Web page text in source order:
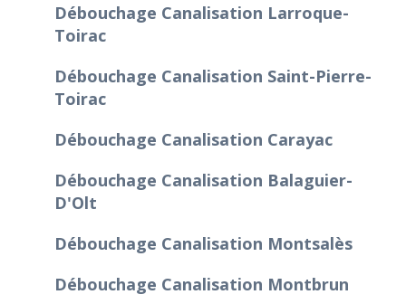
Débouchage Canalisation Larroque-
Toirac
Débouchage Canalisation Saint-Pierre-
Toirac
Débouchage Canalisation Carayac
Débouchage Canalisation Balaguier-
D'Olt
Débouchage Canalisation Montsalès
Débouchage Canalisation Montbrun